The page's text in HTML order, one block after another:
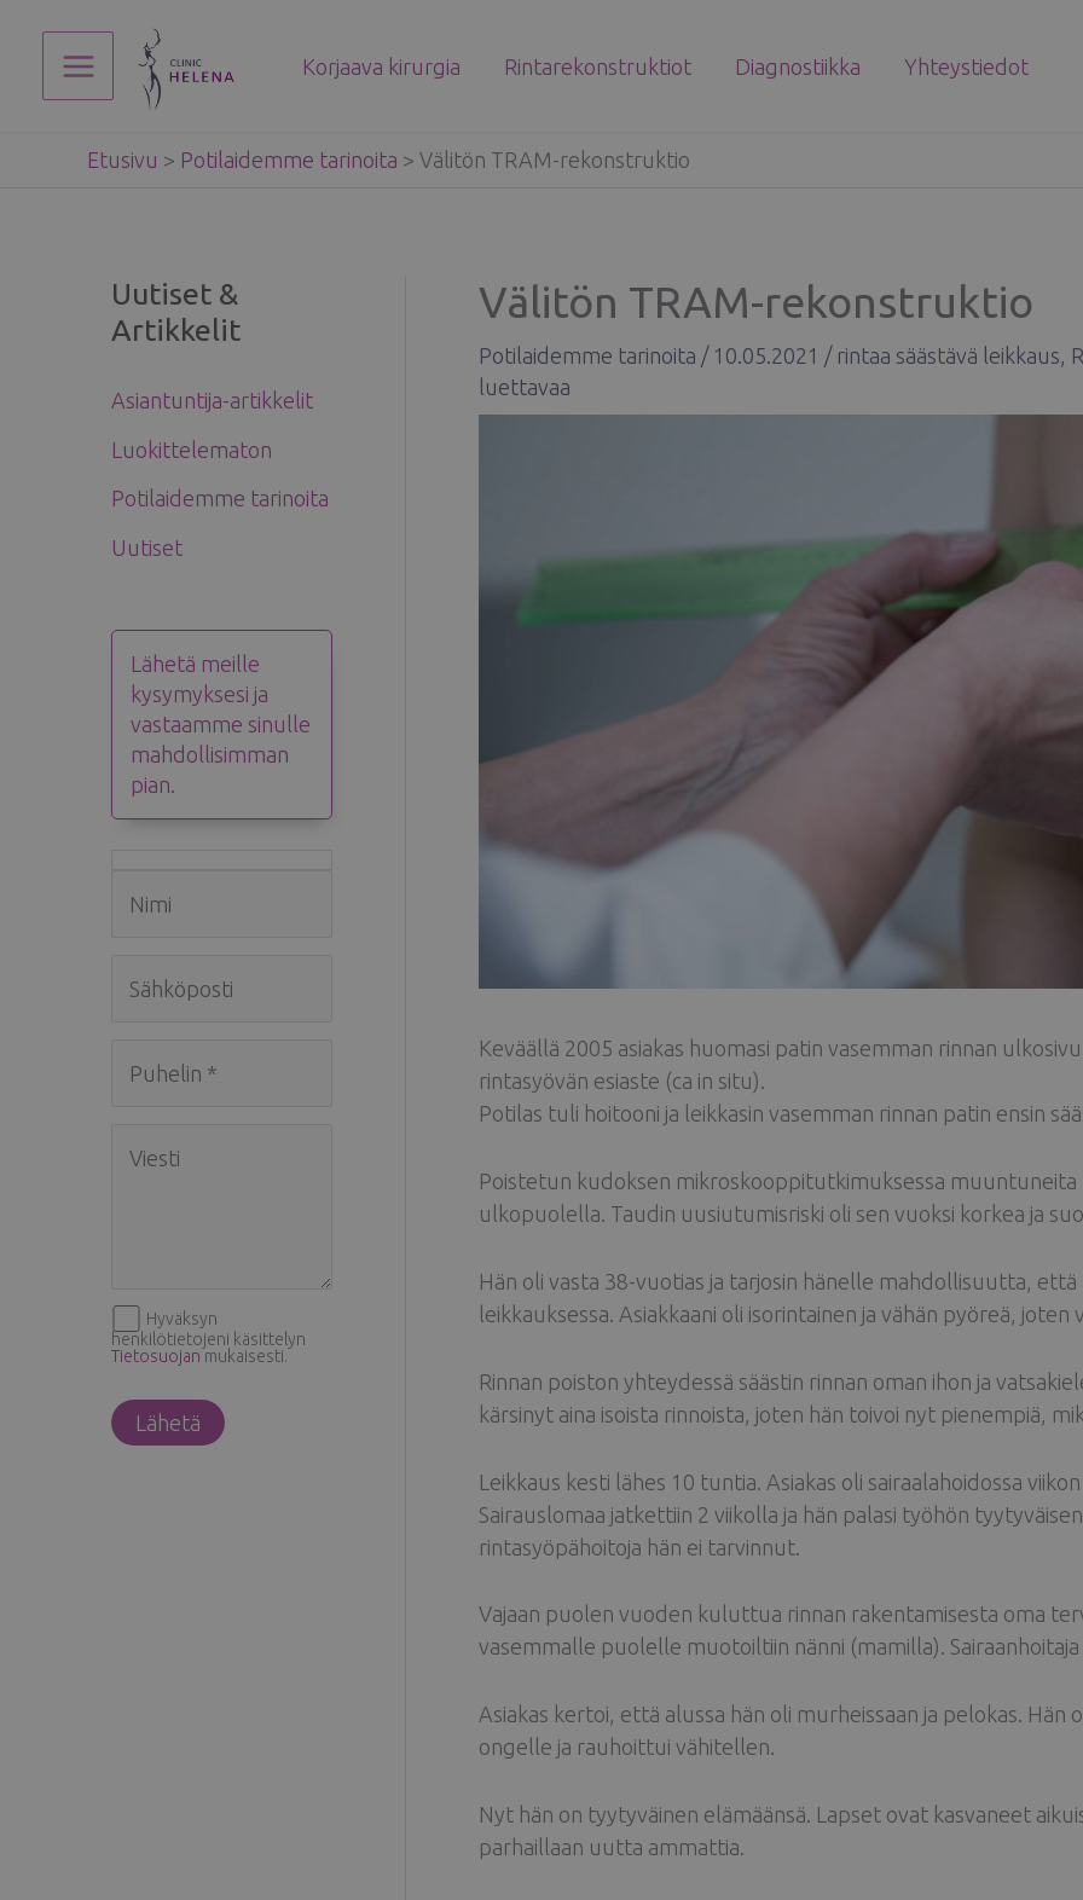
Main
Menu
Korjaava kirurgia Rintarekonstruktiot Diagnostiikka Yhteystiedot
Etusivu > Potilaidemme tarinoita > Välitön TRAM-rekonstruktio
Uutiset &
Artikkelit
Asiantuntija-artikkelit
Luokittelematon
Potilaidemme tarinoita
Uutiset
Lähetä meille
kysymyksesi ja
vastaamme sinulle
mahdollisimman
pian.
Hyväksyn
henkilötietojeni käsittelyn
Tietosuojan mukaisesti.
Välitön TRAM-rekonstruktio
Potilaidemme tarinoita / 10.05.2021 / rintaa säästävä leikkaus,
luettavaa
Keväällä 2005 asiakas huomasi patin vasemman rinnan
rintasyövän esiaste (ca in situ).
Potilas tuli hoitooni ja leikkasin vasemman rinnan patin ensin
Poistetun kudoksen mikroskooppitutkimuksessa muuntuneita
ulkopuolella. Taudin uusiutumisriski oli sen vuoksi korkea ja
Hän oli vasta 38-vuotias ja tarjosin hänelle mahdollisuutta,
leikkauksessa. Asiakkaani oli isorintainen ja vähän pyöreä,
Rinnan poiston yhteydessä säästin rinnan oman ihon ja
kärsinyt aina isoista rinnoista, joten hän toivoi nyt pienempiä,
Leikkaus kesti lähes 10 tuntia. Asiakas oli sairaalahoidossa
Sairauslomaa jatkettiin 2 viikolla ja hän palasi työhön
rintasyöpähoitoja hän ei tarvinnut.
Vajaan puolen vuoden kuluttua rinnan rakentamisesta oma
vasemmalle puolelle muotoiltiin nänni (mamilla).
Asiakas kertoi, että alussa hän oli murheissaan ja pelokas. Hän
ongelle ja rauhoittui vähitellen.
Nyt hän on tyytyväinen elämäänsä. Lapset ovat kasvaneet
parhaillaan uutta ammattia.